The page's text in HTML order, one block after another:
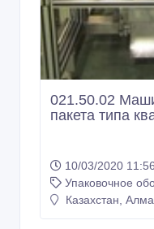
021.50.02
пакета типа
10/03/2020 11:56
Упаковочное
Казахстан,